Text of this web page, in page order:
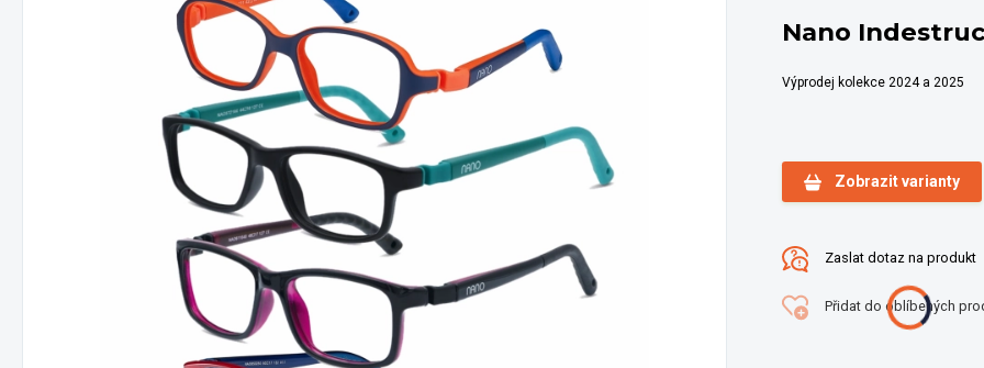
Nano
Výprodej kolekce 2024 a 2025
Zobrazit varianty
Zaslat dotaz na produkt
Přidat do oblíbených